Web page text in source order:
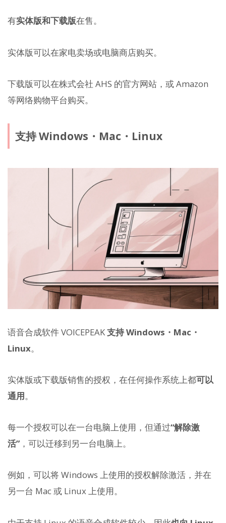
有实体版和下载版在售。
实体版可以在家电卖场或电脑商店购买。
下载版可以在株式会社 AHS 的官方网站，或 Amazon
等网络购物平台购买。
支持 Windows・Mac・Linux
语音合成软件 VOICEPEAK支持 Windows・Mac・
Linux。
实体版或下载版销售的授权，在任何操作系统上都可以
通用。
每一个授权可以在一台电脑上使用，但通过“解除激
活”，可以迁移到另一台电脑上。
例如，可以将 Windows 上使用的授权解除激活，并在
另一台 Mac 或 Linux 上使用。